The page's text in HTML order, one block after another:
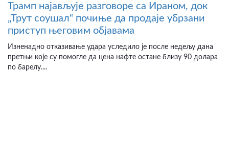
Трамп најављује разговоре са Ираном, док
„Трут соушал“ почиње да продаје убрзани
приступ његовим објавама
Изненадно отказивање удара уследило је после недељу дана
претњи које су помогле да цена нафте остане близу 90 долара
по барелу....